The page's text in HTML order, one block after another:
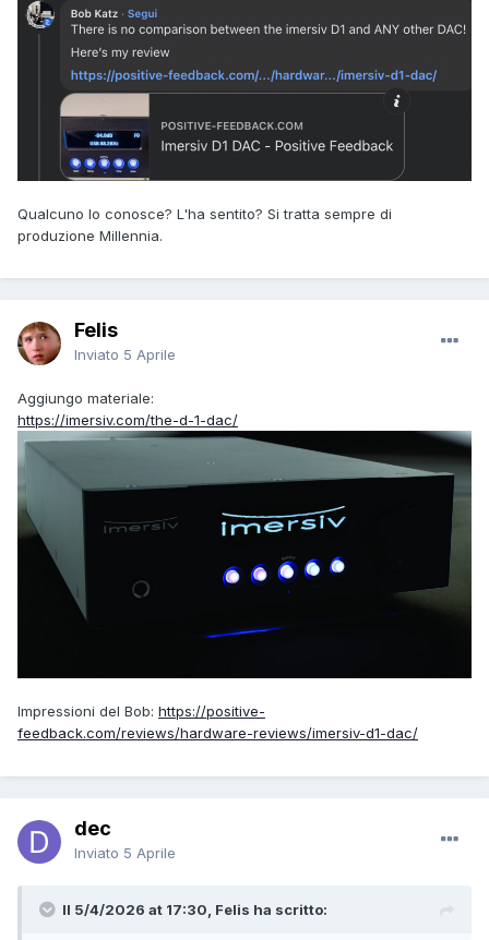
Qualcuno lo conosce? L'ha sentito? Si tratta sempre di
produzione Millennia.
Felis
Inviato 5 Aprile
Aggiungo materiale:
https://imersiv.com/the-d-1-dac/
Impressioni del Bob: https://positive-
feedback.com/reviews/hardware-reviews/imersiv-d1-dac/
dec
Inviato 5 Aprile
Il 5/4/2026 at 17:30, Felis ha scritto: